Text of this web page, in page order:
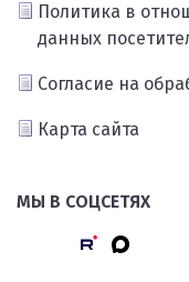
Политика в
данных
Согласие на
Карта сайта
МЫ В СОЦСЕТЯХ